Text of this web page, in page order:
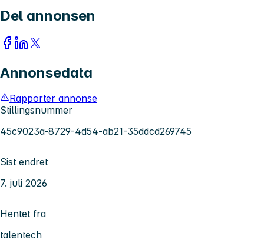
Del annonsen
Annonsedata
Rapporter annonse
Stillingsnummer
45c9023a-8729-4d54-ab21-35ddcd269745
Sist endret
7. juli 2026
Hentet fra
talentech